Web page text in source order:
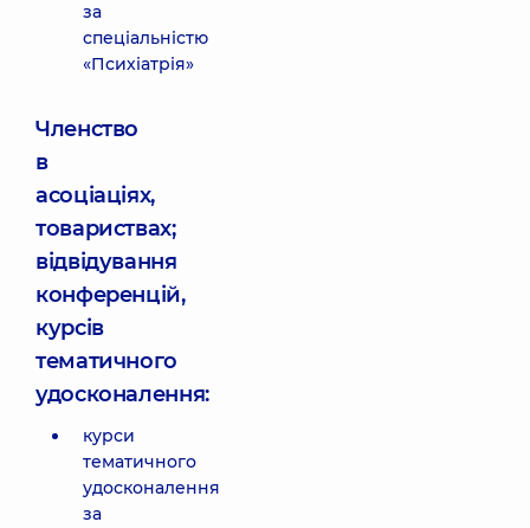
за
спеціальністю
«Психіатрія»
Членство
в
асоціаціях,
товариствах;
відвідування
конференцій,
курсів
тематичного
удосконалення:
курси
тематичного
удосконалення
за